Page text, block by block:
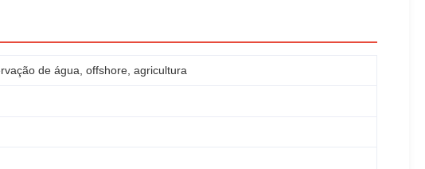
de água, offshore, agricultura